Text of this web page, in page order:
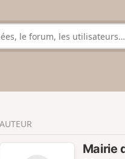
AUTEUR
Mairie